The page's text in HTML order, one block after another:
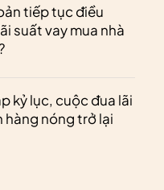
tiếp tục điều
suất vay mua nhà
kỷ lục, cuộc đua lãi
hàng nóng trở lại